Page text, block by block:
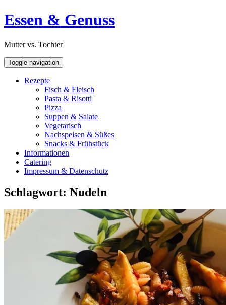
Skip
to
Open
Sidebar
Essen & Genuss
Mutter vs. Tochter
Toggle navigation
Rezepte
Fisch & Fleisch
Pasta & Risotti
Pizza
Suppen & Salate
Vegetarisch
Nachspeisen & Süßes
Snacks & Frühstück
Informationen
Catering
Impressum & Datenschutz
Schlagwort: Nudeln